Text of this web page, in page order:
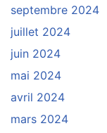
septembre 2024
juillet 2024
juin 2024
mai 2024
avril 2024
mars 2024